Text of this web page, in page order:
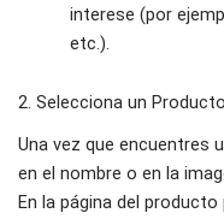
interese (por
etc.).
2. Selecciona un Producto
Una vez que encuentres
en el nombre o en la
En la página del producto